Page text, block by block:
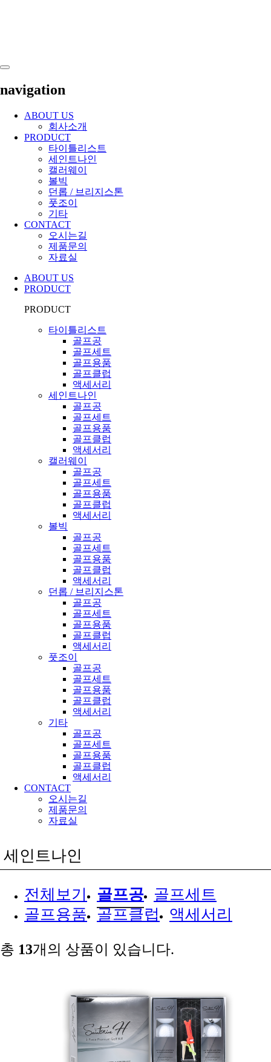
navigation
ABOUT US
회사소개
PRODUCT
타이틀리스트
세인트나인
캘러웨이
볼빅
던롭 / 브리지스톤
풋조이
기타
CONTACT
오시는길
제품문의
자료실
ABOUT US
PRODUCT
PRODUCT
타이틀리스트
골프공
골프세트
골프용품
골프클럽
액세서리
세인트나인
골프공
골프세트
골프용품
골프클럽
액세서리
캘러웨이
골프공
골프세트
골프용품
골프클럽
액세서리
볼빅
골프공
골프세트
골프용품
골프클럽
액세서리
던롭 / 브리지스톤
골프공
골프세트
골프용품
골프클럽
액세서리
풋조이
골프공
골프세트
골프용품
골프클럽
액세서리
기타
골프공
골프세트
골프용품
골프클럽
액세서리
CONTACT
오시는길
제품문의
자료실
세인트나인
전체보기 골프공
골프세트
골프용품
골프클럽 액세서리
총 13개의 상품이 있습니다.